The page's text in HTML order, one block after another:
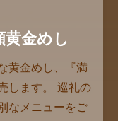
金めし
黄金めし、『満
します。 巡礼の
なメニューをご